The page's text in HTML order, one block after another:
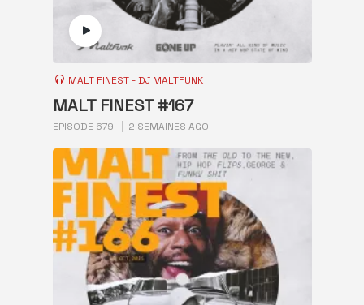
MALT FINEST - DJ MALTFUNK
MALT FINEST #167
EPISODE 679 2 SEMAINES AGO